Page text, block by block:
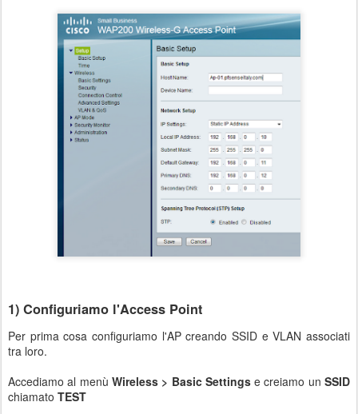
1) Configuriamo l'Access Point
Per prima cosa configuriamo l'AP creando SSID e VLAN associati
tra loro.
Accediamo al menù Wireless > Basic Settingse creiamo unSSID
chiamato TEST